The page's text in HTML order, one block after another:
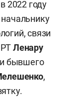
2022 году
связи
Ленару
бывшего
,